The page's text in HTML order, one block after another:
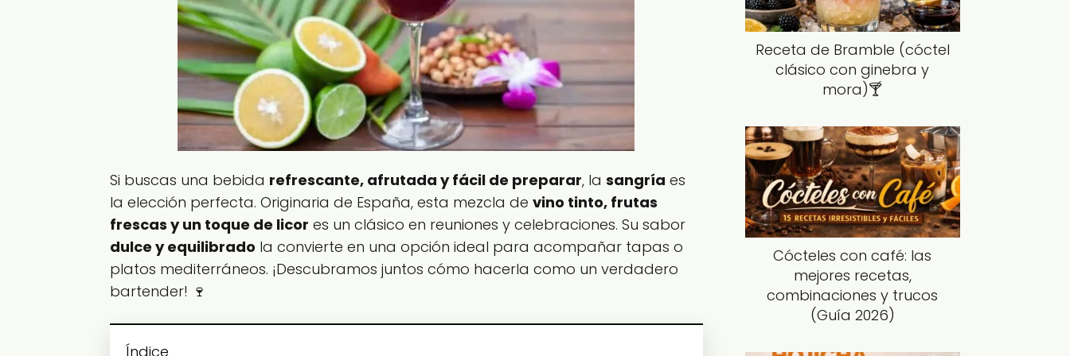
Si buscas una bebida refrescante, afrutada y fácil de preparar, la sangría es
la elección perfecta. Originaria de España, esta mezcla de vino tinto, frutas
frescas y un toque de licor es un clásico en reuniones y celebraciones. Su sabor
dulce y equilibrado la convierte en una opción ideal para acompañar tapas o
platos mediterráneos. ¡Descubramos juntos cómo hacerla como un verdadero
bartender! 🍷
Índice
Receta de Bramble (cóctel
clásico con ginebra y
mora)🍸
Cócteles con café: las
mejores recetas,
combinaciones y trucos
(Guía 2026)